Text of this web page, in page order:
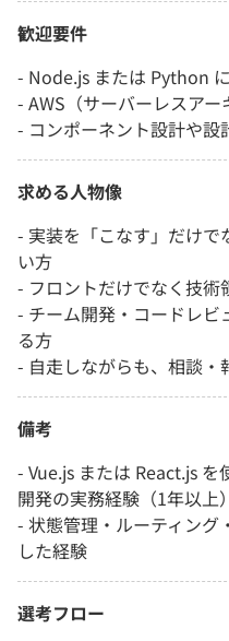
歓迎要件
- Node.js または Python
- AWS（サーバーレスア
- コンポーネント設計や設
求める人物像
- 実装を「こなす」だけで
い方
- フロントだけでなく技
- チーム開発・コードレ
る方
- 自走しながらも、相談
備考
- Vue.js または React.js
開発の実務経験（1年以上）
- 状態管理・ルーティング
した経験
選考フロー